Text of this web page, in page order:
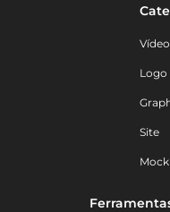
Vídeo
Logo
Site